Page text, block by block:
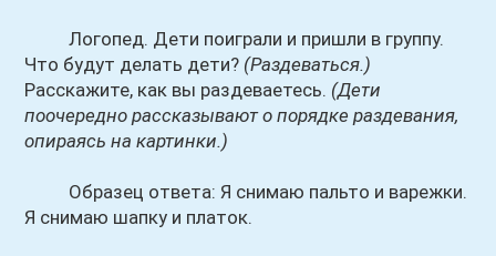
Логопед. Дети поиграли и пришли в группу.
Что будут делать дети? (Раздеваться.)
Расскажите, как вы раздеваетесь. (Дети
поочередно рассказывают о порядке раздевания,
опираясь на картинки.)
Образец ответа: Я снимаю пальто и варежки.
Я снимаю шапку и платок.